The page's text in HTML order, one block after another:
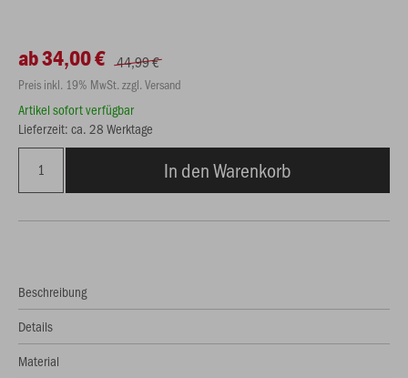
ab 34,00 € 44,99 €
Preis inkl. 19% MwSt. zzgl. Versand
Artikel sofort verfügbar
Lieferzeit: ca. 28 Werktage
In den Warenkorb
Beschreibung
Details
Material